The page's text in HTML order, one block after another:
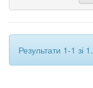
Результати 1-1 зі 1.